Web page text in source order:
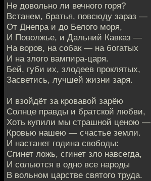
Не довольно ли вечного горя?
Встанем, братья, повсюду зараз —
От Днепра и до Белого моря,
И Поволжье, и Дальний Кавказ —
На воров, на собак — на богатых
И на злого вампира-царя.
Бей, губи их, злодеев проклятых,
Засветись, лучшей жизни заря.
И взойдёт за кровавой зарёю
Солнце правды и братской любви,
Хоть купили мы страшной ценою —
Кровью нашею — счастье земли.
И настанет година свободы:
Сгинет ложь, сгинет зло навсегда,
И сольются в одно все народы
В вольном царстве святого труда.